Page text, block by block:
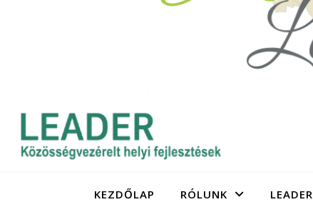
KEZDŐLAP RÓLUNK LEADER